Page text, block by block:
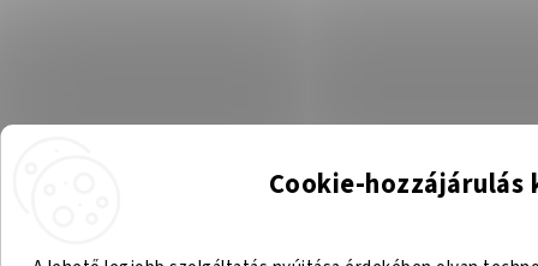
Cookie-hozzájárulás